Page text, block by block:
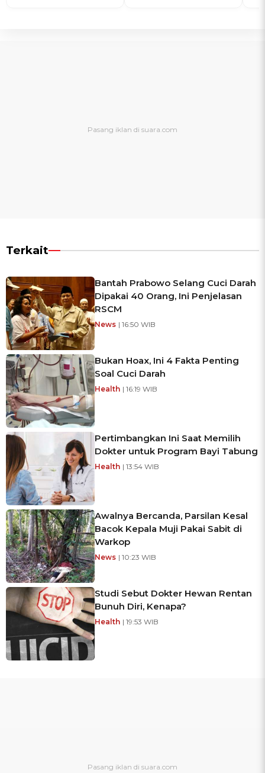
Terkait
Bantah Prabowo Selang Cuci Darah
Dipakai 40 Orang, Ini Penjelasan
RSCM
News | 16:50 WIB
Bukan Hoax, Ini 4 Fakta Penting
Soal Cuci Darah
Health | 16:19 WIB
Pertimbangkan Ini Saat Memilih
Dokter untuk Program Bayi Tabung
Health | 13:54 WIB
Awalnya Bercanda, Parsilan Kesal
Bacok Kepala Muji Pakai Sabit di
Warkop
News | 10:23 WIB
Studi Sebut Dokter Hewan Rentan
Bunuh Diri, Kenapa?
Health | 19:53 WIB